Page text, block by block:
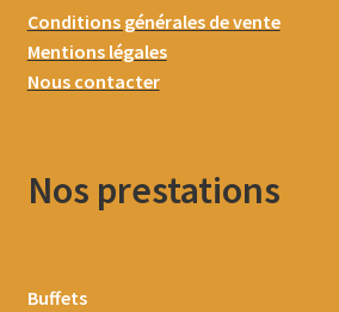
Conditions générales de vente
Mentions légales
Nous contacter
Nos prestations
Buffets